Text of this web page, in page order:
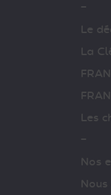
–
Le
La
Les
–
Nos